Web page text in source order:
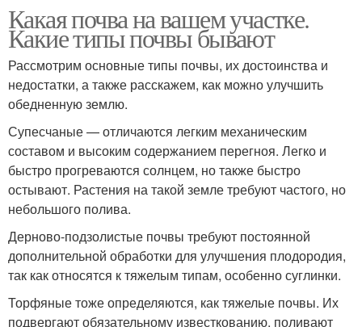
Какая почва на вашем участке.
Какие типы почвы бывают
Рассмотрим основные типы почвы, их достоинства и
недостатки, а также расскажем, как можно улучшить
обедненную землю.
Супесчаные — отличаются легким механическим
составом и высоким содержанием перегноя. Легко и
быстро прогреваются солнцем, но также быстро
остывают. Растения на такой земле требуют частого, но
небольшого полива.
Дерново-подзолистые почвы требуют постоянной
дополнительной обработки для улучшения плодородия,
так как относятся к тяжелым типам, особенно суглинки.
Торфяные тоже определяются, как тяжелые почвы. Их
подвергают обязательному известкованию, поливают